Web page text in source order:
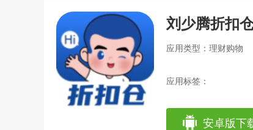
刘少腾折扣
应用类型：理财购物
应用标签：
安卓版下